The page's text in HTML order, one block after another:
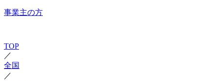
事業主の方
TOP
／
全国
／